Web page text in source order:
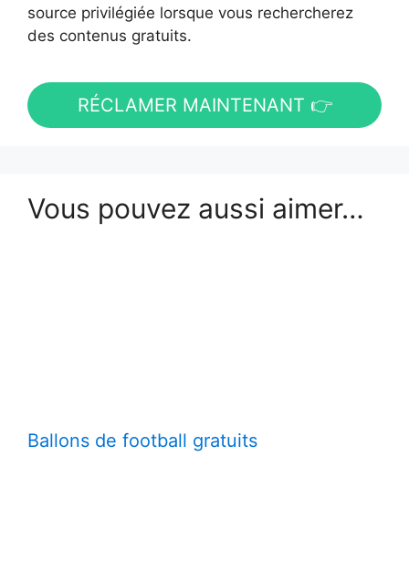
source privilégiée lorsque vous rechercherez
des contenus gratuits.
RÉCLAMER MAINTENANT 👉
Vous pouvez aussi aimer…
Ballons de football gratuits